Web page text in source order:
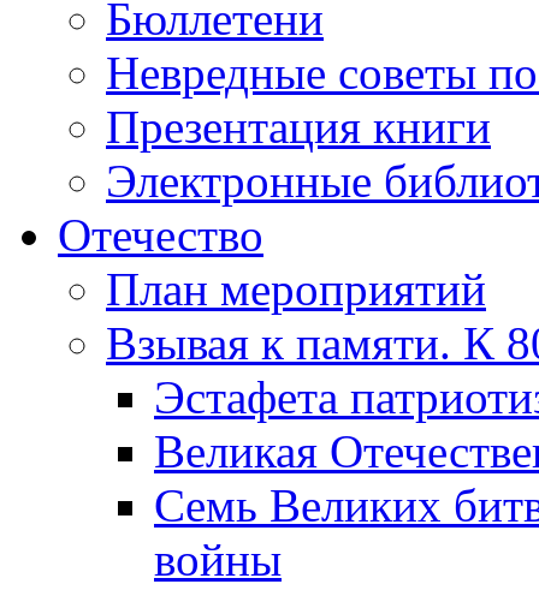
Бюллетени
Невредные советы
Презентация книги
Электронные
Отечество
План мероприятий
Взывая к памяти. К
Эcтафета
Великая
Семь Великих
войны